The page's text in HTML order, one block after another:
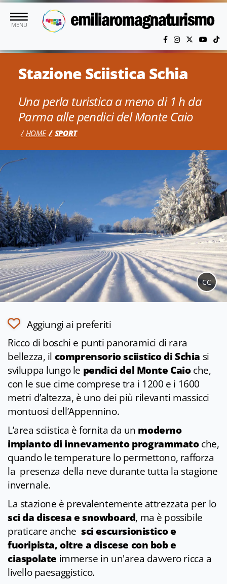
Vai al contenuto principale
MENU
Stazione Sciistica Schia
Una perla turistica a meno di 1 h da
Parma alle pendici del Monte Caio
HOME SPORT
CC
Aggiungi ai preferiti
Ricco di boschi e punti panoramici di rara
bellezza, il comprensorio sciistico di Schia si
sviluppa lungo le pendici del Monte Caioche,
con le sue cime comprese tra i 1200 e i 1600
metri d’altezza, è uno dei più rilevanti massicci
montuosi dell’Appennino.
L’area sciistica è fornita da un moderno
impianto di innevamento programmatoche,
quando le temperature lo permettono, rafforza
la presenza della neve durante tutta la stagione
invernale.
La stazione è prevalentemente attrezzata per lo
sci da discesa e snowboard, ma è possibile
praticare anche sci escursionistico e
fuoripista, oltre a discese con bob e
ciaspolate immerse in un'area davvero ricca a
livello paesaggistico.